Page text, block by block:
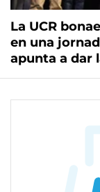
La UCR
en una
apunta a dar